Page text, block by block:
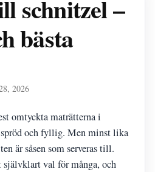
schnitzel –
bästa
2026
omtyckta maträtterna i
spröd och fyllig. Men minst lika
är såsen som serveras till.
val för många, och